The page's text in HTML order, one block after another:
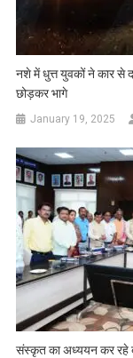
नशे में धुत्त युवकों ने कार से
छोड़कर भागे
January 19, 2025
संस्कृत का अध्ययन कर रहे